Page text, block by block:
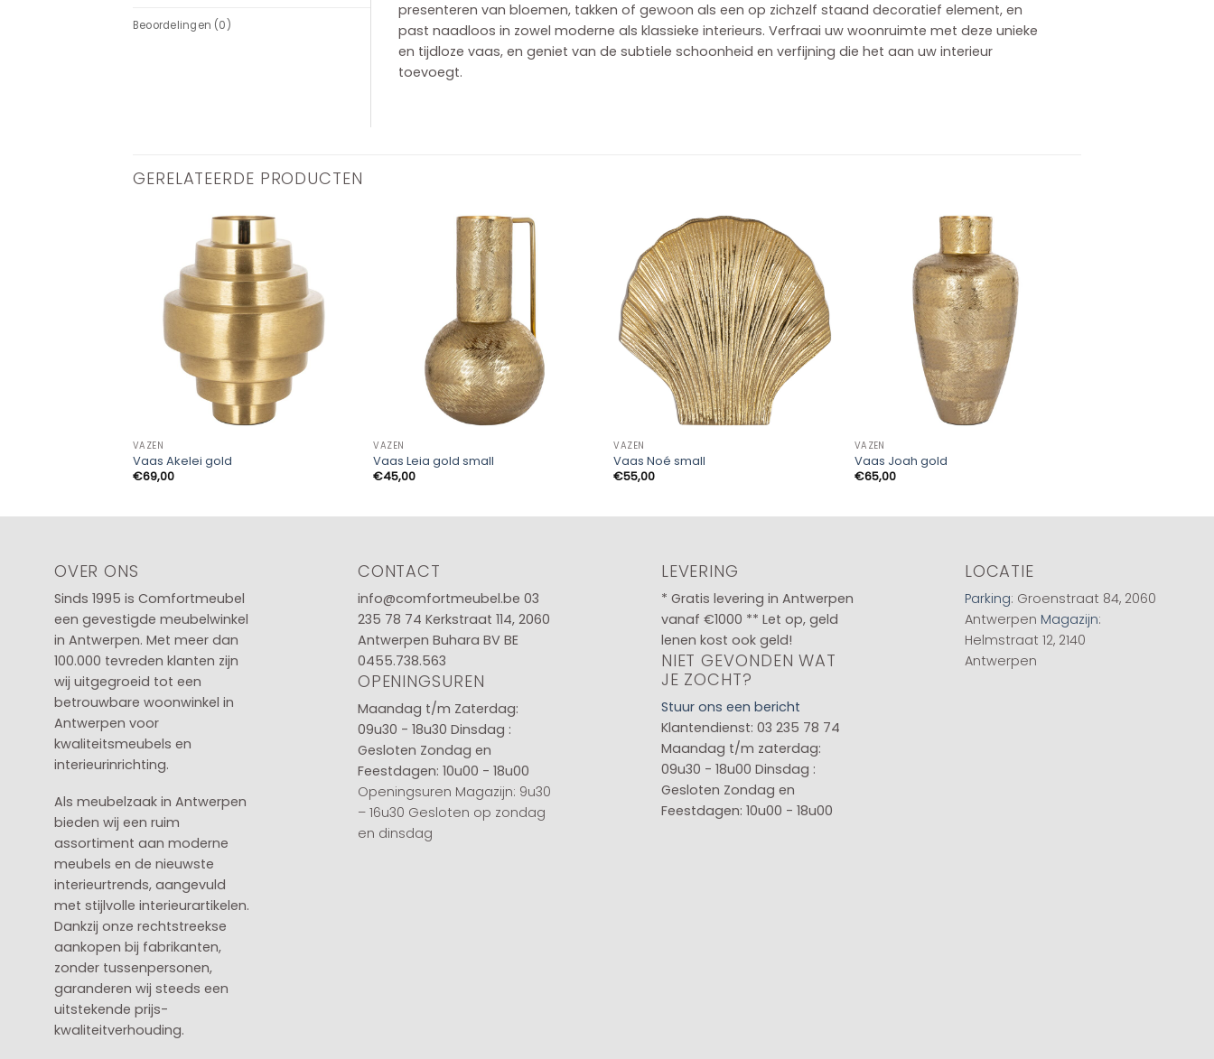
Beoordelingen (0)
presenteren van bloemen, takken of gewoon als een op zichzelf staand decoratief element, en
past naadloos in zowel moderne als klassieke interieurs. Verfraai uw woonruimte met deze unieke
en tijdloze vaas, en geniet van de subtiele schoonheid en verfijning die het aan uw interieur
toevoegt.
GERELATEERDE PRODUCTEN
VAZEN
Vaas Akelei gold
€69,00
VAZEN
Vaas Leia gold small
€45,00
VAZEN
Vaas Noé small
€55,00
VAZEN
Vaas Joah gold
€65,00
OVER ONS
Sinds 1995 is Comfortmeubel
een gevestigde meubelwinkel
in Antwerpen. Met meer dan
100.000 tevreden klanten zijn
wij uitgegroeid tot een
betrouwbare woonwinkel in
Antwerpen voor
kwaliteitsmeubels en
interieurinrichting.
Als meubelzaak in Antwerpen
bieden wij een ruim
assortiment aan moderne
meubels en de nieuwste
interieurtrends, aangevuld
met stijlvolle interieurartikelen.
Dankzij onze rechtstreekse
aankopen bij fabrikanten,
zonder tussenpersonen,
garanderen wij steeds een
uitstekende prijs-
kwaliteitverhouding.
CONTACT
info@comfortmeubel.be 03
235 78 74 Kerkstraat 114, 2060
Antwerpen Buhara BV BE
0455.738.563
OPENINGSUREN
Maandag t/m Zaterdag:
09u30 - 18u30 Dinsdag :
Gesloten Zondag en
Feestdagen: 10u00 - 18u00
Openingsuren Magazijn: 9u30
– 16u30 Gesloten op zondag
en dinsdag
LEVERING
* Gratis levering in Antwerpen
vanaf €1000 ** Let op, geld
lenen kost ook geld!
NIET GEVONDEN WAT
JE ZOCHT?
Stuur ons een bericht
Klantendienst: 03 235 78 74
Maandag t/m zaterdag:
09u30 - 18u00 Dinsdag :
Gesloten Zondag en
Feestdagen: 10u00 - 18u00
LOCATIE
Parking: Groenstraat 84, 2060
Antwerpen Magazijn:
Helmstraat 12, 2140
Antwerpen